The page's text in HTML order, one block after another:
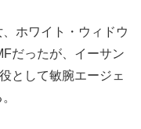
ホワイト・ウィドウ
だったが、イーサン
として敏腕エージェ